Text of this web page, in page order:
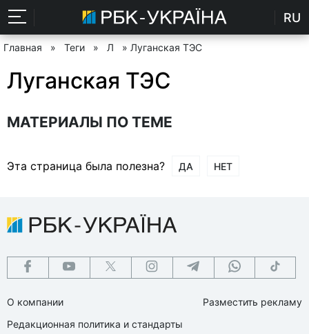
RU
Главная » Теги » Л » Луганская ТЭС
Луганская ТЭС
МАТЕРИАЛЫ ПО ТЕМЕ
Эта страница была полезна? ДА НЕТ
О компании
Редакционная политика и стандарты
Разместить рекламу